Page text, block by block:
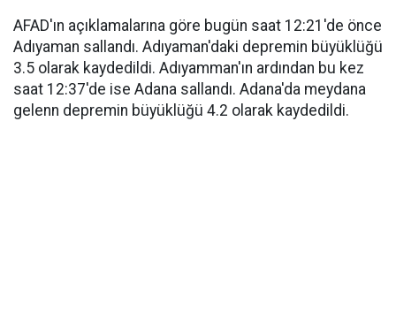
AFAD'ın açıklamalarına göre bugün saat 12:21'de önce
Adıyaman sallandı. Adıyaman'daki depremin büyüklüğü
3.5 olarak kaydedildi. Adıyamman'ın ardından bu kez
saat 12:37'de ise Adana sallandı. Adana'da meydana
gelenn depremin büyüklüğü 4.2 olarak kaydedildi.